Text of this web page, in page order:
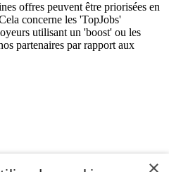
offres peuvent être priorisées en
concerne les 'TopJobs'
utilisant un 'boost' ou les
partenaires par rapport aux